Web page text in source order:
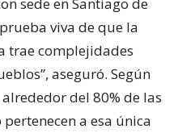
viva de que la
trae complejidades
aseguró. Según
del 80% de las
a esa única